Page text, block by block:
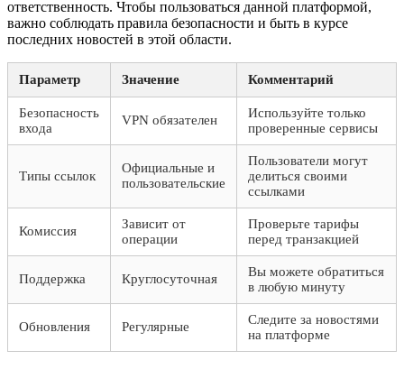
ответственность. Чтобы пользоваться данной платформой,
важно соблюдать правила безопасности и быть в курсе
последних новостей в этой области.
Параметр Значение Комментарий
Безопасность
входа
VPN обязателен
Используйте только
проверенные сервисы
Типы ссылок
Официальные и
пользовательские
Пользователи могут
делиться своими
ссылками
Комиссия
Зависит от
операции
Проверьте тарифы
перед транзакцией
Поддержка Круглосуточная
Вы можете обратиться
в любую минуту
Обновления Регулярные
Следите за новостями
на платформе